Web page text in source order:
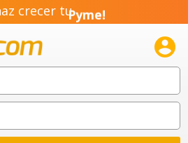
crecer tuPyme!
Emprendimiento!
